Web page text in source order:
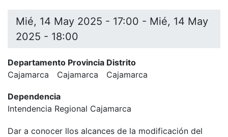
Mié, 14 May 2025 - 17:00 - Mié, 14 May
2025 - 18:00
Departamento Provincia Distrito
Cajamarca
Cajamarca Cajamarca
Dependencia
Intendencia Regional Cajamarca
Dar a conocer llos alcances de la modificación del